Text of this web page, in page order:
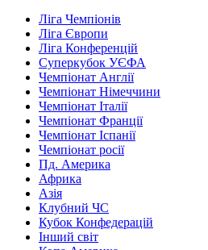
Ліга Чемпіонів
Ліга Європи
Ліга Конференцій
Суперкубок УЄФА
Чемпіонат Англії
Чемпіонат Німеччини
Чемпіонат Італії
Чемпіонат Франції
Чемпіонат Іспанії
Чемпіонат росії
Пд. Америка
Африка
Азія
Клубний ЧС
Кубок Конфедерацій
Інший світ